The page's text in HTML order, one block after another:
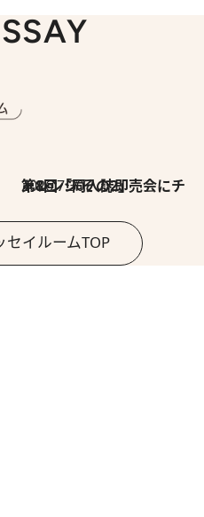
2026.7.30
第8回「同人誌即売会にチャレンジ その2」
セイルームTOP